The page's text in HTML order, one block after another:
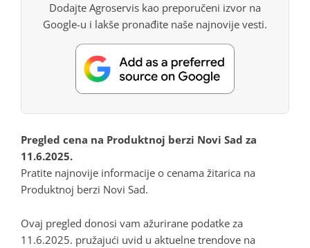
Dodajte Agroservis kao preporučeni izvor na
Google-u i lakše pronađite naše najnovije vesti.
Pregled cena na Produktnoj berzi Novi Sad za
11.6.2025.
Pratite najnovije informacije o cenama žitarica na
Produktnoj berzi Novi Sad.
Ovaj pregled donosi vam ažurirane podatke za
11.6.2025. pružajući uvid u aktuelne trendove na